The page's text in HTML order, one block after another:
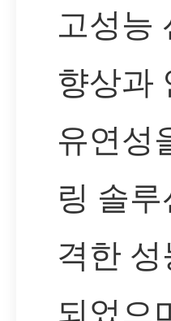
고성능
향상과
유연성
링 솔
격한
되었으